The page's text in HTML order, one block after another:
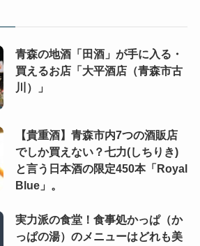
青森の地酒「田酒」が手に入る・
買えるお店「大平酒店（青森市古
川）」
【貴重酒】青森市内7つの酒販店
でしか買えない？七力(しちりき)
と言う日本酒の限定450本「Royal
Blue」。
実力派の食堂！食事処かっぱ（か
っぱの湯）のメニューはどれも美